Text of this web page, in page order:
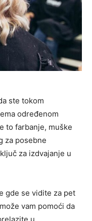
ste tokom
određenom
to farbanje, muške
za posebne
za izdvajanje u
gde se vidite za pet
vam pomoći da